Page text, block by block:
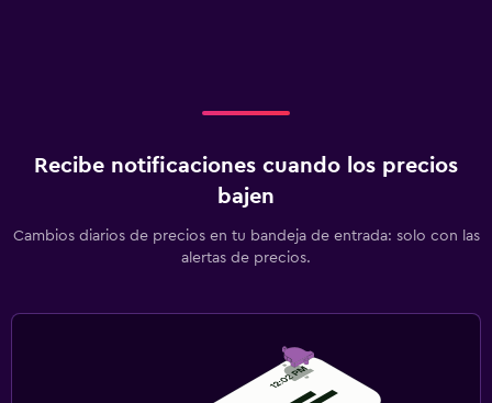
Recibe notificaciones cuando los precios
bajen
Cambios diarios de precios en tu bandeja de entrada: solo con las
alertas de precios.